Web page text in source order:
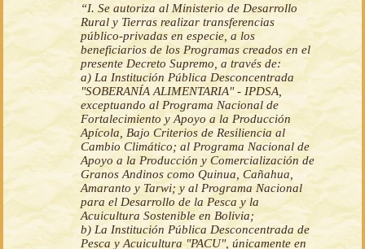
“I. Se autoriza al Ministerio de Desarrollo
Rural y Tierras realizar transferencias
público-privadas en especie, a los
beneficiarios de los Programas creados en el
presente Decreto Supremo, a través de:
a) La Institución Pública Desconcentrada
"SOBERANÍA ALIMENTARIA" - IPDSA,
exceptuando al Programa Nacional de
Fortalecimiento y Apoyo a la Producción
Apícola, Bajo Criterios de Resiliencia al
Cambio Climático; al Programa Nacional de
Apoyo a la Producción y Comercialización de
Granos Andinos como Quinua, Cañahua,
Amaranto y Tarwi; y al Programa Nacional
para el Desarrollo de la Pesca y la
Acuicultura Sostenible en Bolivia;
b) La Institución Pública Desconcentrada de
Pesca y Acuicultura "PACU", únicamente en